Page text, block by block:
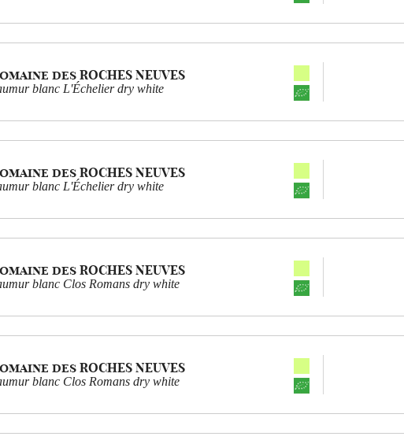
des ROCHES NEUVES
blanc L'Échelier dry white
des ROCHES NEUVES
blanc L'Échelier dry white
des ROCHES NEUVES
blanc Clos Romans dry white
des ROCHES NEUVES
blanc Clos Romans dry white